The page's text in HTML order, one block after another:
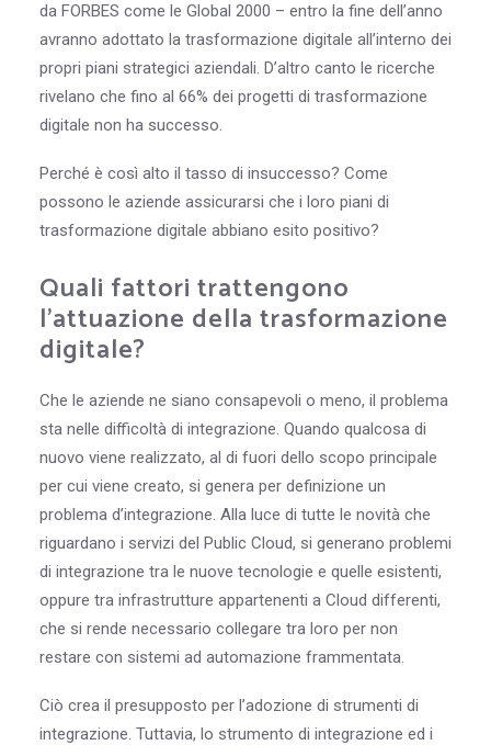
da FORBES come le Global 2000 – entro la fine dell’anno
avranno adottato la trasformazione digitale all’interno dei
propri piani strategici aziendali. D’altro canto le ricerche
rivelano che fino al 66% dei progetti di trasformazione
digitale non ha successo.
Perché è così alto il tasso di insuccesso? Come
possono le aziende assicurarsi che i loro piani di
trasformazione digitale abbiano esito positivo?
Quali fattori trattengono
l’attuazione della trasformazione
digitale?
Che le aziende ne siano consapevoli o meno, il problema
sta nelle difficoltà di integrazione. Quando qualcosa di
nuovo viene realizzato, al di fuori dello scopo principale
per cui viene creato, si genera per definizione un
problema d’integrazione. Alla luce di tutte le novità che
riguardano i servizi del Public Cloud, si generano problemi
di integrazione tra le nuove tecnologie e quelle esistenti,
oppure tra infrastrutture appartenenti a Cloud differenti,
che si rende necessario collegare tra loro per non
restare con sistemi ad automazione frammentata.
Ciò crea il presupposto per l’adozione di strumenti di
integrazione. Tuttavia, lo strumento di integrazione ed i